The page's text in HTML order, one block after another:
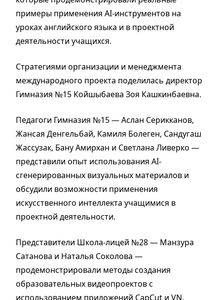
примеры применения AI-инструментов на
уроках английского языка и в проектной
деятельности учащихся.
Стратегиями организации и менеджмента
международного проекта поделилась директор
Гимназия №15 Койшыбаева Зоя Кашкинбаевна.
Педагоги Гимназия №15 — Аслан Серикканов,
Жансая Денгельбай, Камиля Болеген, Сандугаш
Жассузак, Бану Амирхан и Светлана Ливерко —
представили опыт использования AI-
сгенерированных визуальных материалов и
обсудили возможности применения
искусственного интеллекта учащимися в
проектной деятельности.
Представители Школа-лицей №28 — Манзура
Сатанова и Наталья Соколова —
продемонстрировали методы создания
образовательных видеопроектов с
использованием приложений CapCut и VN.